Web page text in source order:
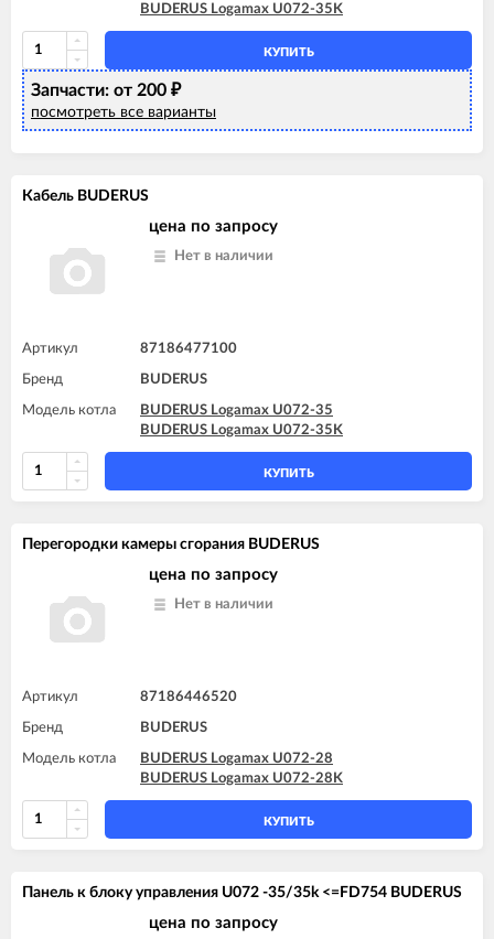
BUDERUS Logamax U072-35K
КУПИТЬ
Запчасти: от 200 ₽
посмотреть все варианты
Кабель BUDERUS
цена по запросу
Нет в наличии
Артикул 87186477100
Бренд BUDERUS
Модель котла
BUDERUS Logamax U072-35
BUDERUS Logamax U072-35K
КУПИТЬ
Перегородки камеры сгорания BUDERUS
цена по запросу
Нет в наличии
Артикул 87186446520
Бренд BUDERUS
Модель котла
BUDERUS Logamax U072-28
BUDERUS Logamax U072-28K
КУПИТЬ
Панель к блоку управления U072 -35/35k <=FD754 BUDERUS
цена по запросу